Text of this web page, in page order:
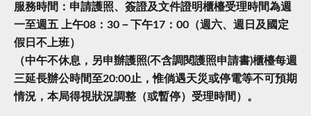
服務時間：申請護照、簽證及文件證明櫃檯受理時間為週
一至週五 上午08：30－下午17：00（週六、週日及國定
假日不上班）
（中午不休息，另申辦護照(不含調閱護照申請書)櫃檯每週
三延長辦公時間至20:00止，惟倘遇天災或停電等不可預期
情況，本局得視狀況調整（或暫停）受理時間）。